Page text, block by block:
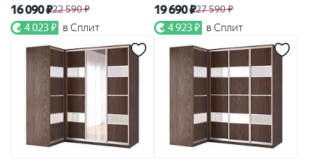
16 090 ₽22 590 ₽
4 023 ₽ в Сплит
19 690 ₽27 590 ₽
4 923 ₽ в Сплит